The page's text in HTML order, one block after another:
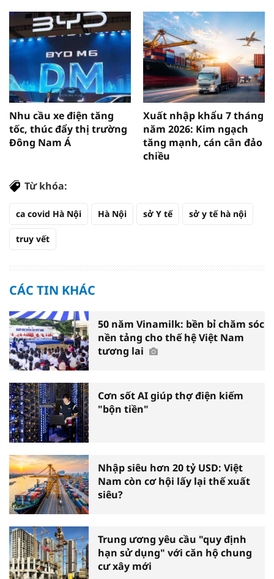
Nhu cầu xe điện tăng
tốc, thúc đẩy thị trường
Đông Nam Á
Xuất nhập khẩu 7 tháng
năm 2026: Kim ngạch
tăng mạnh, cán cân đảo
chiều
Từ khóa:
ca covid Hà Nội Hà Nội sở Y tế sở y tế hà nội
truy vết
CÁC TIN KHÁC
50 năm Vinamilk: bền bỉ chăm sóc
nền tảng cho thế hệ Việt Nam
tương lai
Cơn sốt AI giúp thợ điện kiếm
"bộn tiền"
Nhập siêu hơn 20 tỷ USD: Việt
Nam còn cơ hội lấy lại thế xuất
siêu?
Trung ương yêu cầu "quy định
hạn sử dụng" với căn hộ chung
cư xây mới